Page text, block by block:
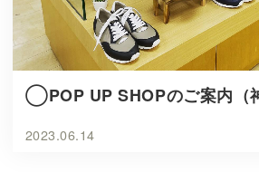
◯POP UP SHOPのご案内（
2023.06.14